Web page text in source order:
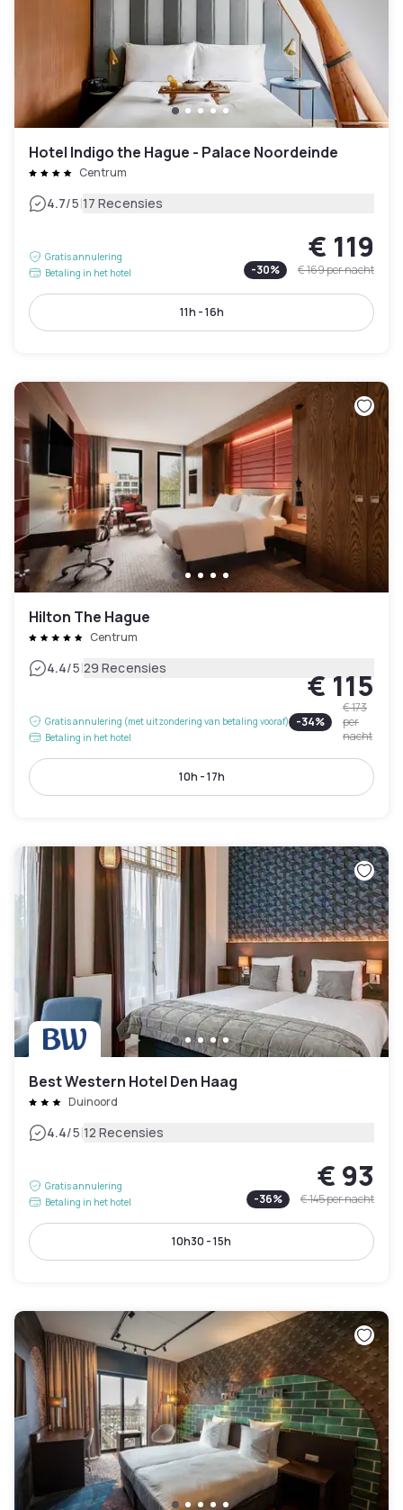
Hotel Indigo the Hague - Palace Noordeinde
Centrum
4.7/5|17 Recensies
Gratis annulering
Betaling in het hotel
€ 119
-30% € 169per nacht
11h - 16h
Hilton The Hague
Centrum
4.4/5|29 Recensies
Gratis annulering (met uitzondering van betaling vooraf)
Betaling in het hotel
€ 115
-34%
€ 173
per
nacht
10h - 17h
Best Western Hotel Den Haag
Duinoord
4.4/5|12 Recensies
Gratis annulering
Betaling in het hotel
€ 93
-36% € 145per nacht
10h30 - 15h